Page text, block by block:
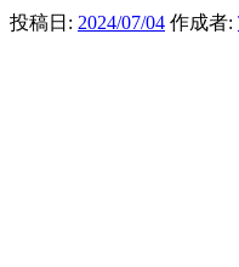
投稿日: 2024/07/04 作成者: